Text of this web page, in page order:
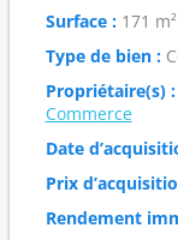
Surface :171 m²
Type de bien :
Propriétaire(s) :
Commerce
Date
Prix
Rendement